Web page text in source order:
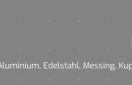
Edelstahl, Messing,